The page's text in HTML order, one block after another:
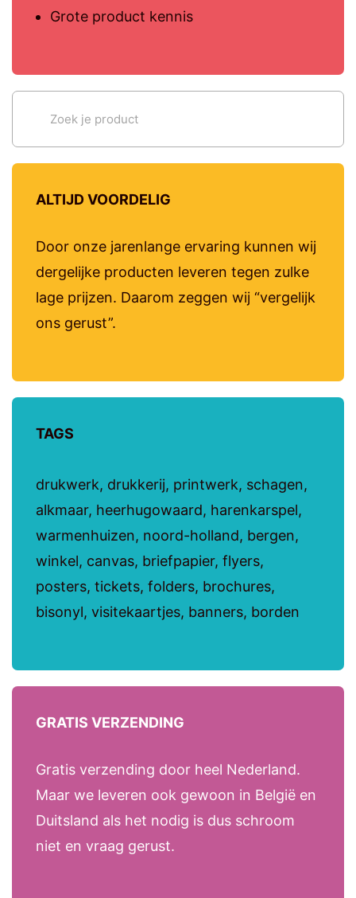
Grote product kennis
ALTIJD VOORDELIG
Door onze jarenlange ervaring kunnen wij
dergelijke producten leveren tegen zulke
lage prijzen. Daarom zeggen wij “vergelijk
ons gerust”.
TAGS
drukwerk, drukkerij, printwerk, schagen,
alkmaar, heerhugowaard, harenkarspel,
warmenhuizen, noord-holland, bergen,
winkel, canvas, briefpapier, flyers,
posters, tickets, folders, brochures,
bisonyl, visitekaartjes, banners, borden
GRATIS VERZENDING
Gratis verzending door heel Nederland.
Maar we leveren ook gewoon in België en
Duitsland als het nodig is dus schroom
niet en vraag gerust.